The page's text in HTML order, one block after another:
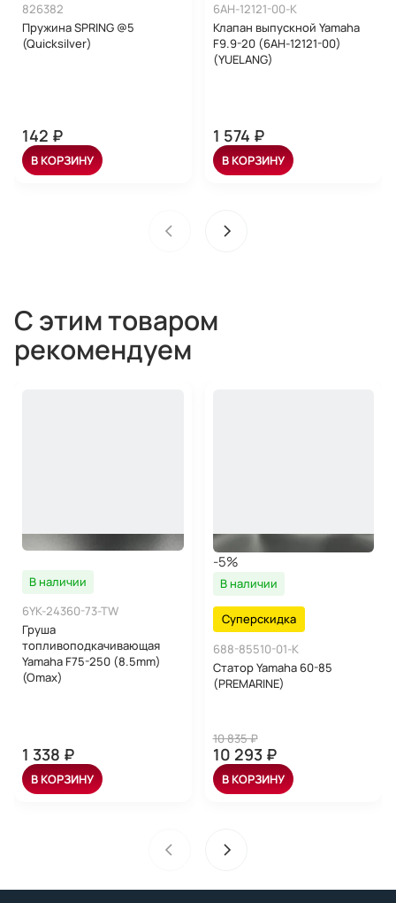
826382
Пружина SPRING @5
(Quicksilver)
142 ₽
В КОРЗИНУ
6AH-12121-00-K
Клапан выпускной Yamaha
F9.9-20 (6AH-12121-00)
(YUELANG)
1 574 ₽
В КОРЗИНУ
С этим товаром
рекомендуем
В наличии
6YK-24360-73-TW
Груша
топливоподкачивающая
Yamaha F75-250 (8.5mm)
(Omax)
1 338 ₽
В КОРЗИНУ
-5%
В наличии
Суперскидка
688-85510-01-K
Статор Yamaha 60-85
(PREMARINE)
10 835 ₽
10 293 ₽
В КОРЗИНУ